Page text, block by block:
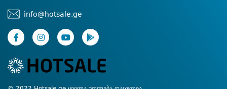
info@hotsale.ge